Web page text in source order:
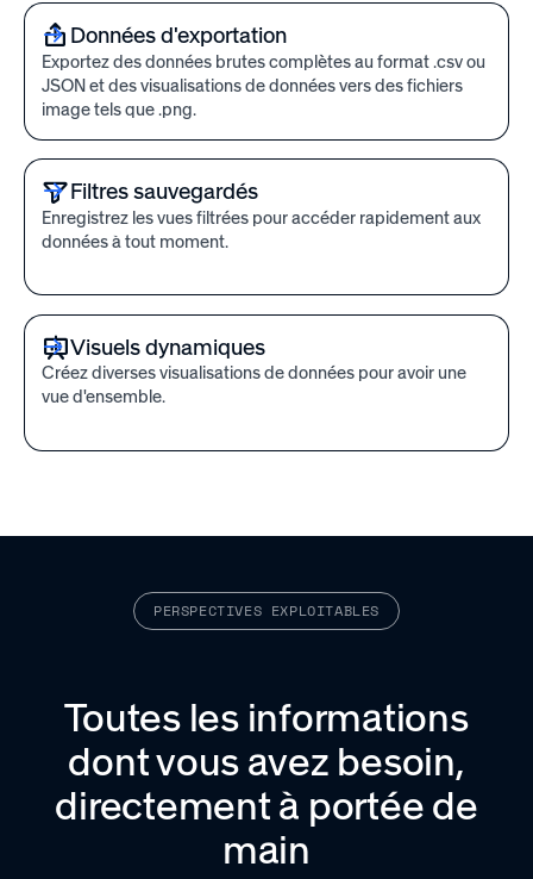
Données d'exportation
Exportez des données brutes complètes au format .csv ou
JSON et des visualisations de données vers des fichiers
image tels que .png.
Filtres sauvegardés
Enregistrez les vues filtrées pour accéder rapidement aux
données à tout moment.
Visuels dynamiques
Créez diverses visualisations de données pour avoir une
vue d'ensemble.
PERSPECTIVES EXPLOITABLES
Toutes les informations
dont vous avez besoin,
directement à portée de
main